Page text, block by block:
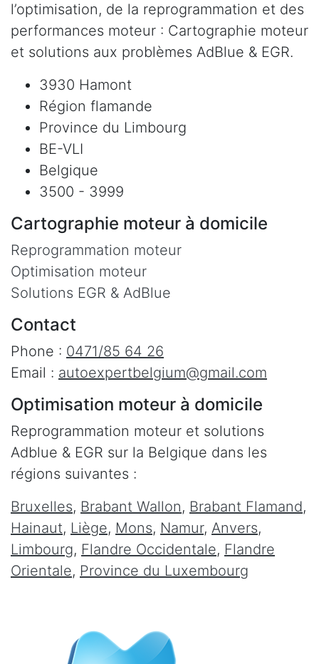
l’optimisation, de la reprogrammation et des
performances moteur : Cartographie moteur
et solutions aux problèmes AdBlue & EGR.
3930 Hamont
Région flamande
Province du Limbourg
BE-VLI
Belgique
3500 - 3999
Cartographie moteur à domicile
Reprogrammation moteur
Optimisation moteur
Solutions EGR & AdBlue
Contact
Phone : 0471/85 64 26
Email : autoexpertbelgium@gmail.com
Optimisation moteur à domicile
Reprogrammation moteur et solutions
Adblue & EGR sur la Belgique dans les
régions suivantes :
Bruxelles, Brabant Wallon, Brabant Flamand,
Hainaut, Liège, Mons, Namur, Anvers,
Limbourg, Flandre Occidentale, Flandre
Orientale, Province du Luxembourg